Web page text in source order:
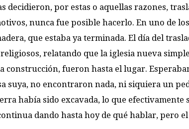
decidieron, por estas o aquellas razones,
nunca fue posible hacerlo. En uno de los
que estaba ya terminada. El día del
relatando que la iglesia nueva
construcción, fueron hasta el lugar.
suya, no encontraron nada, ni siquiera un
había sido excavada, lo que efectivamente
dando hasta hoy de qué hablar, pero el